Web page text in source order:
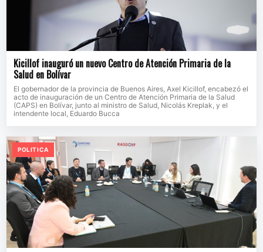
Kicillof inauguró un nuevo Centro de Atención Primaria de la
Salud en Bolívar
El gobernador de la provincia de Buenos Aires, Axel Kicillof, encabezó el
acto de inauguración de un Centro de Atención Primaria de la Salud
(CAPS) en Bolívar, junto al ministro de Salud, Nicolás Kreplak, y el
intendente local, Eduardo Bucca
POLITICA